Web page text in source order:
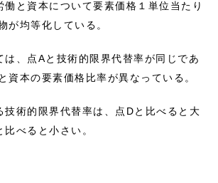
働と資本について要素価格１単位当たり
が均等化している。
は、点Aと技術的限界代替率が同じであ
資本の要素価格比率が異なっている。
技術的限界代替率は、点Dと比べると大
比べると小さい。